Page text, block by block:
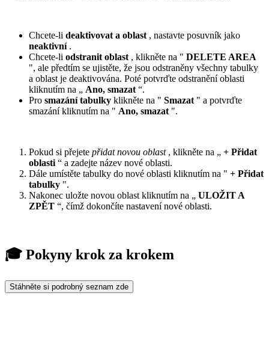
Chcete-li deaktivovat a oblast , nastavte posuvník jako
neaktivní.
Chcete-li odstranit oblast , klikněte na " DELETE AREA
", ale předtím se ujistěte, že jsou odstraněny všechny tabulky
a oblast je deaktivována. Poté potvrďte odstranění oblasti
kliknutím na „ Ano, smazat “.
Pro smazání tabulky klikněte na " Smazat " a potvrďte
smazání kliknutím na " Ano, smazat ".
Pokud si přejete přidat novou oblast, klikněte na „ + Přidat
oblasti “ a zadejte název nové oblasti.
Dále umístěte tabulky do nové oblasti kliknutím na " + Přidat
tabulky ".
Nakonec uložte novou oblast kliknutím na „ ULOŽIT A
ZPĚT “, čímž dokončíte nastavení nové oblasti.
🎓 Pokyny krok za krokem
Stáhněte si podrobný seznam zde